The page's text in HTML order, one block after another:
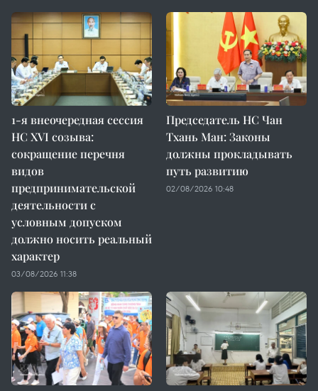
1-я внеочередная сессия
НС XVI созыва:
сокращение перечня
видов
предпринимательской
деятельности с
условным допуском
должно носить реальный
характер
03/08/2026 11:38
Председатель НС Чан
Тхань Ман: Законы
должны прокладывать
путь развитию
02/08/2026 10:48